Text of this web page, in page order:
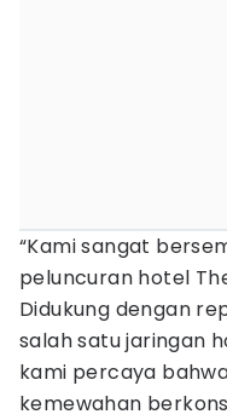
“Kami sangat
peluncuran hotel
Didukung dengan
salah satu jaringan
kami percaya
kemewahan